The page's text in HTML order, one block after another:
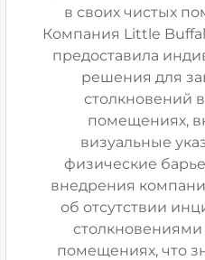
в своих чистых
Компания Little
предоставила
решения для
столкновений
помещениях,
визуальные
физические
внедрения
об отсутствии
столкновениями
помещениях, что